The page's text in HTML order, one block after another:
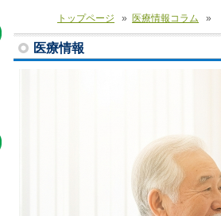
トップページ » 医療情報コラム »
医療情報